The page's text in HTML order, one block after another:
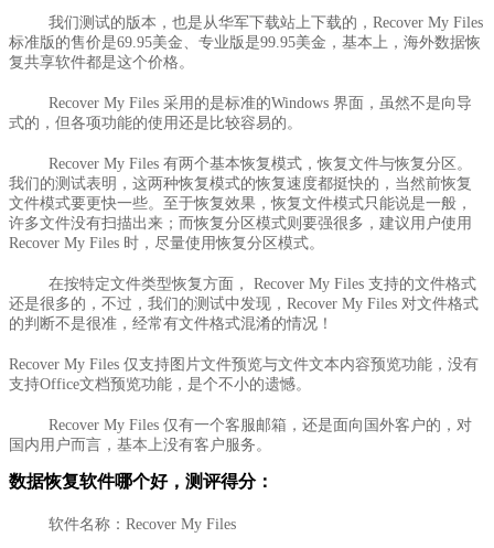
我们测试的版本，也是从华军下载站上下载的，Recover My Files
标准版的售价是69.95美金、专业版是99.95美金，基本上，海外数据恢
复共享软件都是这个价格。
Recover My Files 采用的是标准的Windows 界面，虽然不是向导
式的，但各项功能的使用还是比较容易的。
Recover My Files 有两个基本恢复模式，恢复文件与恢复分区。
我们的测试表明，这两种恢复模式的恢复速度都挺快的，当然前恢复
文件模式要更快一些。至于恢复效果，恢复文件模式只能说是一般，
许多文件没有扫描出来；而恢复分区模式则要强很多，建议用户使用
Recover My Files 时，尽量使用恢复分区模式。
在按特定文件类型恢复方面， Recover My Files 支持的文件格式
还是很多的，不过，我们的测试中发现，Recover My Files 对文件格式
的判断不是很准，经常有文件格式混淆的情况！
Recover My Files 仅支持图片文件预览与文件文本内容预览功能，没有
支持Office文档预览功能，是个不小的遗憾。
Recover My Files 仅有一个客服邮箱，还是面向国外客户的，对
国内用户而言，基本上没有客户服务。
数据恢复软件哪个好，测评得分：
软件名称：Recover My Files